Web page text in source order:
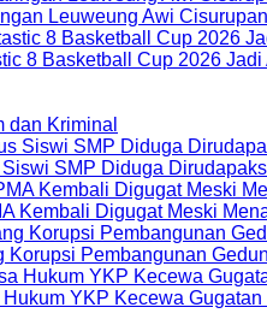
Leuweung Awi
8 Basketball Cup 2026
dan Kriminal
Siswi SMP Diduga
Kembali Digugat Meski
Korupsi Pembangunan
Hukum YKP Kecewa